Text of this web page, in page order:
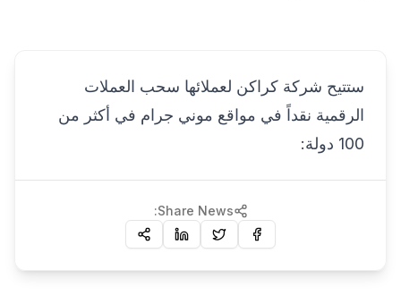
ستتيح شركة كراكن لعملائها سحب العملات
الرقمية نقداً في مواقع موني جرام في أكثر من
100 دولة:
Share News: